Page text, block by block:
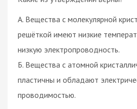
А. Вещества с молекулярной
решёткой имеют низкие
низкую электропроводность.
Б. Вещества с атомной
пластичны и обладают
проводимостью.